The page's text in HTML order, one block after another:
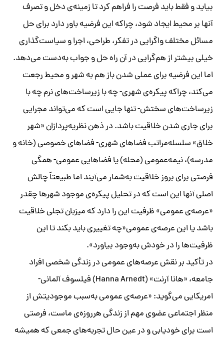
بیاید و فقط باید فرصت را فراهم کرد تا زمینه‌ی دخل و تصرف
آنها بر محیط ایجاد شود، چراکه این فرضیه باور دارد برای حل
مسائل مختلف واگرایی در تفکر، طراحی، اجرا و سیاست‌گذاری
خیلی بیشتر از هم‌گرایی در آن راه حل و جواب به‌دست می‌دهد.
اما این فرضیه برای عملی شدن باز هم به شهر و محیط رجعت
می‌کند، چراکه پیکره‌ی شهری- چه با زیرساخت‌های نرم چه با
زیرساخت‌های سختش- تنها جایی است که می‌تواند مجرایی
برای جاری شدن خلاقیت باشد. در ذهن نظریه‌پردازان «شهر
خلاق» سلسله‌مراتب فضاهای شهری- فضاهای خصوصی (خانه و
مدرسه)، نیمه‌عمومی (محله) یا فضاهایی عمومی- همگی
فرصتی برای بروز خلاقیت به‌شمار می‌آیند اما طبیعتاً چالش
اصلی آنها این است که در تحلیل پیکره‌ی موجود شهرها چقدر
«عرصه‌ی عمومی» ظرفیت این را دارد که میزبان تجلی خلاقیت
باشد یا این عرصه‌ی عمومی«چه تغییری باید بکند تا این
ظرفیت‌ها را در خودش به‌وجود بیاورد».
در تأکید بر نقش عرصه‌های عمومی در زندگی شخصی افراد
جامعه، «هانا آرنت» (Hanna Arnedt) فیلسوف آلمانی-
امریکایی می‌گوید: «عرصه‌ی عمومی به‌سبب موجودیتش از
منظر اجتماعی عضوی مهم از زندگی هرروزه‌ی ماست، فرصتی
است برای خودیابی و در عین حال تجربه‌های جمعی که همیشه